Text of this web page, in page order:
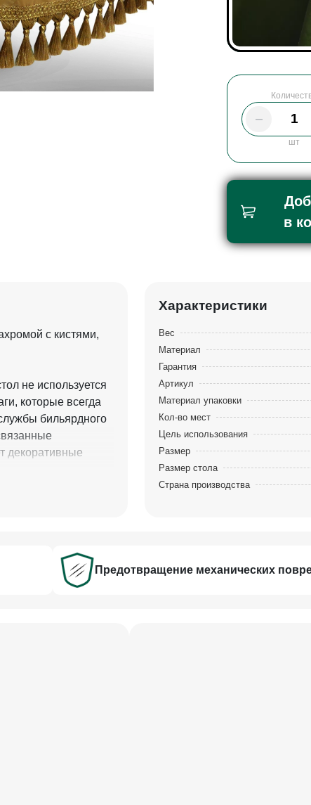
шт
в
с кистями,
не используется
которые всегда
бильярдного
декоративные
Характеристики
Вес
Материал
Гарантия
Артикул
Материал упаковки
Кол-во мест
Цель использования
Размер
Размер стола
Страна производства
Предотвращение механических